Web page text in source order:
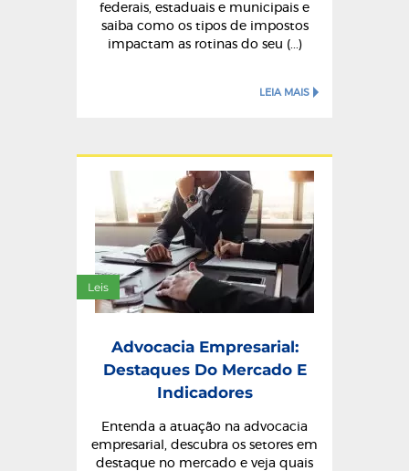
federais, estaduais e municipais e
saiba como os tipos de impostos
impactam as rotinas do seu (...)
LEIA MAIS
Leis
Advocacia Empresarial:
Destaques Do Mercado E
Indicadores
Entenda a atuação na advocacia
empresarial, descubra os setores em
destaque no mercado e veja quais